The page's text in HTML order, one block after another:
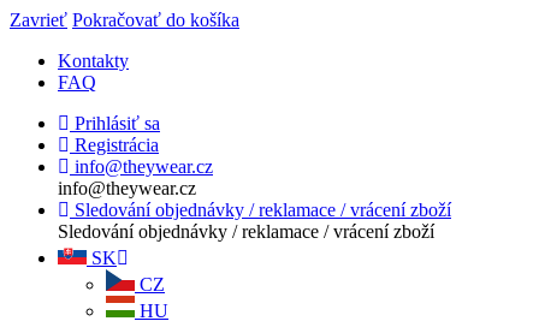
Zavrieť Pokračovať do košíka
Kontakty
FAQ
Prihlásiť sa
Registrácia
info@theywear.cz
info@theywear.cz
Sledování objednávky / reklamace / vrácení zboží
Sledování objednávky / reklamace / vrácení zboží
SK
CZ
HU